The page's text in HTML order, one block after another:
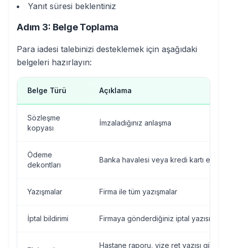
Yanıt süresi beklentiniz
Adım 3: Belge Toplama
Para iadesi talebinizi desteklemek için aşağıdaki
belgeleri hazırlayın:
Belge Türü Açıklama
Sözleşme
kopyası
İmzaladığınız anlaşma
Ödeme
dekontları
Banka havalesi veya kredi kartı
Yazışmalar Firma ile tüm yazışmalar
İptal bildirimi Firmaya gönderdiğiniz iptal yazısı
Hastane raporu, vize ret yazısı gibi